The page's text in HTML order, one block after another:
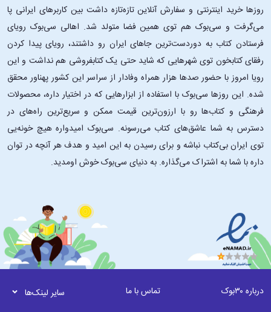
روزها خرید اینترنتی و سفارش آنلاین تازه‌تازه داشت بین کاربرهای ایرانی پا
می‌گرفت و سی‌بوک هم توی همین فضا متولد شد. اهالی سی‌بوک رویای
فرستادن کتاب به دوردست‌ترین جاهای ایران رو داشتند، رویای پیدا کردن
رفقای کتابخون توی شهرهایی که شاید حتی یک کتابفروشی هم نداشت و این
رویا امروز با حضور صدها هزار همراه وفادار از سراسر این کشور پهناور محقق
شده. این ‌روزها سی‌بوک با استفاده از ابزارهایی که در اختیار داره، محصولات
فرهنگی و کتاب‌ها رو با ارزون‌ترین قیمت ممکن و سریع‌ترین راه‌های در
دسترس به شما عاشق‌های کتاب می‌رسونه. سی‌بوک امیدواره هیچ خونه‌یی
توی ایران بی‌کتاب نباشه و برای رسیدن به این امید و هدف هر آنچه در توان
داره با شما به اشتراک می‌گذاره. به دنیای سی‌بوک خوش اومدید.
درباره ۳۰بوک تماس با ما سایر لینک‌ها